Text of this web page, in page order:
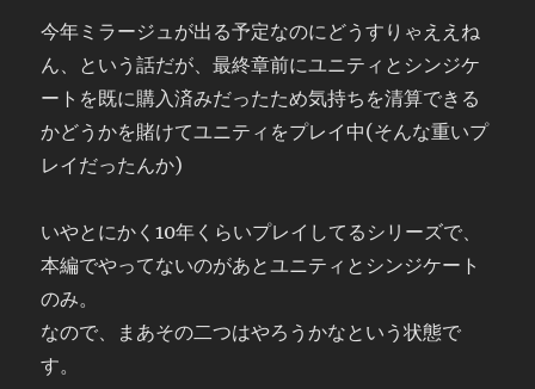
今年ミラージュが出る予定なのにどうすりゃええね
ん、という話だが、最終章前にユニティとシンジケ
ートを既に購入済みだったため気持ちを清算できる
かどうかを賭けてユニティをプレイ中(そんな重いプ
レイだったんか)
いやとにかく10年くらいプレイしてるシリーズで、
本編でやってないのがあとユニティとシンジケート
のみ。
なので、まあその二つはやろうかなという状態で
す。